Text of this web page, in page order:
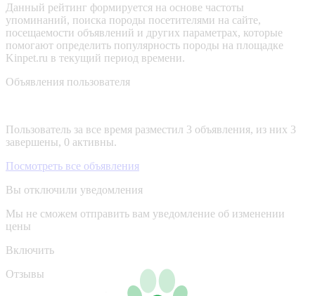
Данный рейтинг формируется на основе частоты
упоминаний, поиска породы посетителями на сайте,
посещаемости объявлений и других параметрах, которые
помогают определить популярность породы на площадке
Kinpet.ru в текущий период времени.
Объявления пользователя
Пользователь за все время разместил 3 объявления, из них 3
завершены, 0 активны.
Посмотреть все объявления
Вы отключили уведомления
Мы не сможем отправить вам уведомление об изменении
цены
Включить
Отзывы